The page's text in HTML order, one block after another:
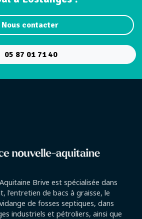
Nous contacter
05 87 01 71 40
Brive est spécialisée dans
l'entretien de bacs à graisse, le
de fosses septiques, dans
industriels et pétroliers, ainsi que